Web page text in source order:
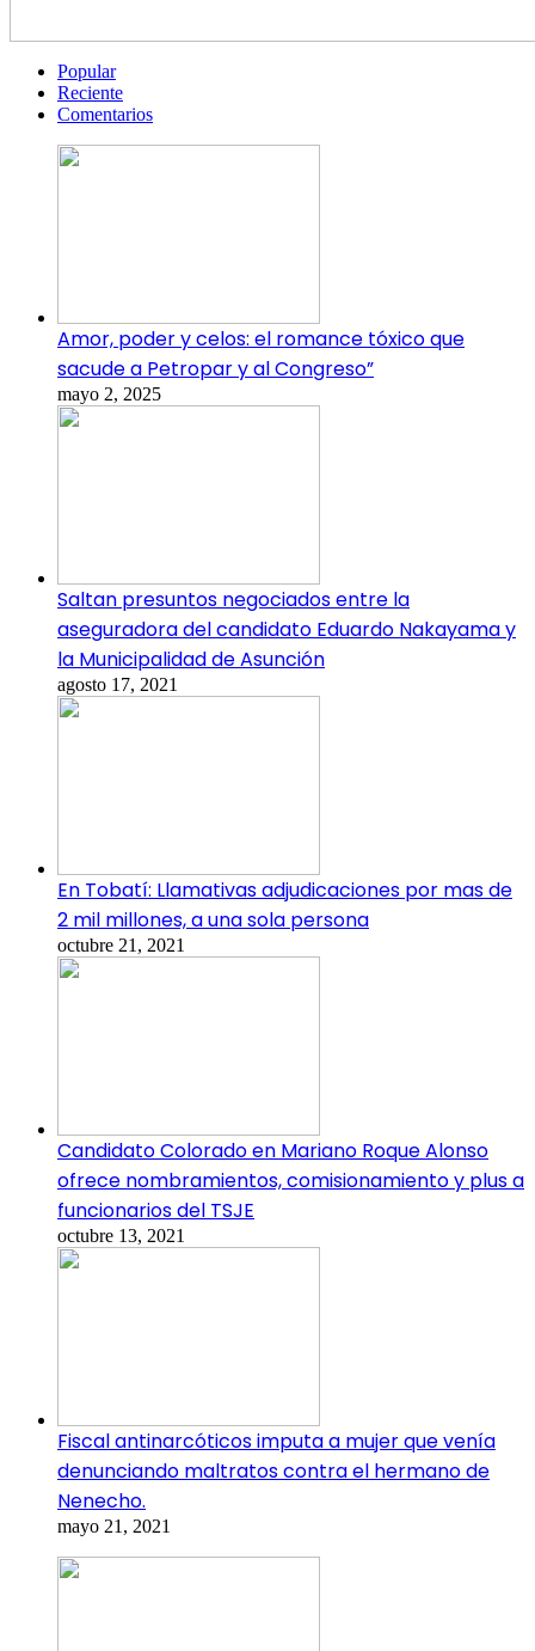
Popular
Reciente
Comentarios
Amor, poder y celos: el romance tóxico que
sacude a Petropar y al Congreso”
mayo 2, 2025
Saltan presuntos negociados entre la
aseguradora del candidato Eduardo Nakayama y
la Municipalidad de Asunción
agosto 17, 2021
En Tobatí: Llamativas adjudicaciones por mas de
2 mil millones, a una sola persona
octubre 21, 2021
Candidato Colorado en Mariano Roque Alonso
ofrece nombramientos, comisionamiento y plus a
funcionarios del TSJE
octubre 13, 2021
Fiscal antinarcóticos imputa a mujer que venía
denunciando maltratos contra el hermano de
Nenecho.
mayo 21, 2021